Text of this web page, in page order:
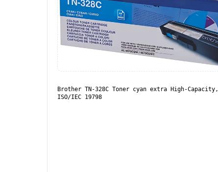
Brother TN-328C Toner cyan extra High-
ISO/IEC 19798